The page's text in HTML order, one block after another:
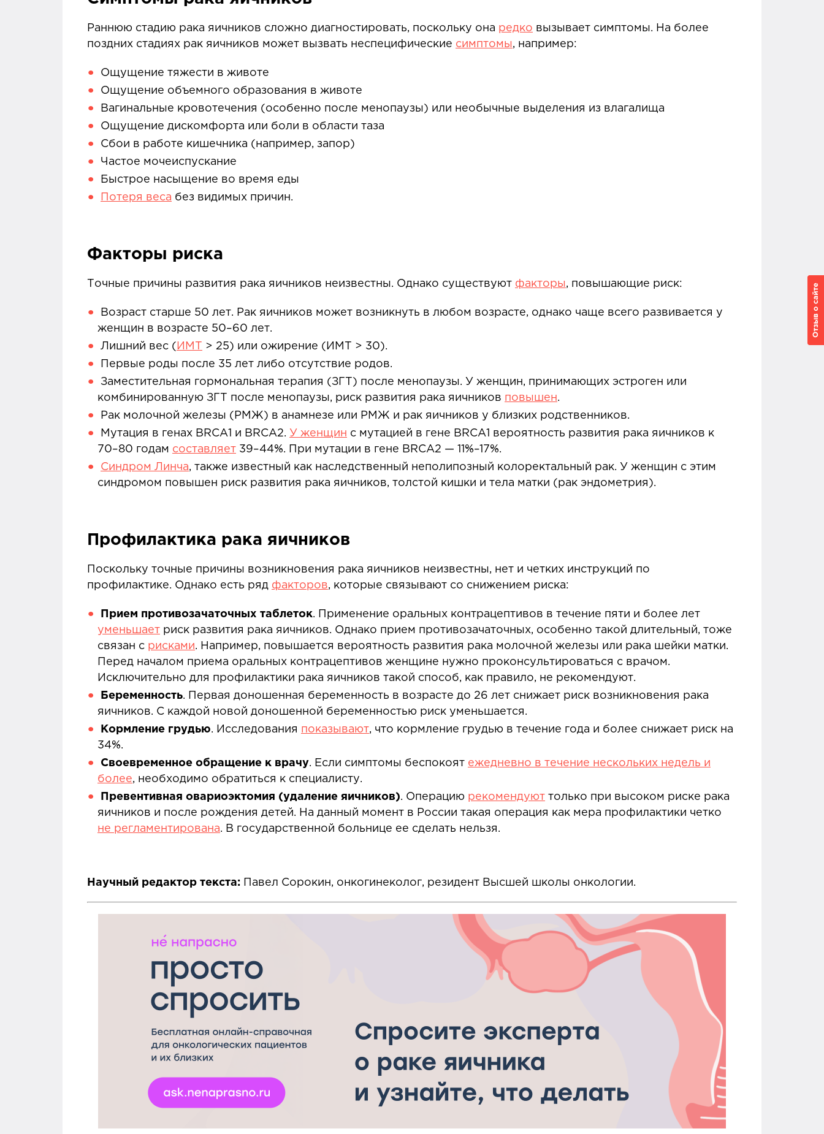
Раннюю стадию рака яичников сложно диагностировать, поскольку она редко вызывает симптомы. На более
поздних стадиях рак яичников может вызвать неспецифические симптомы, например:
Ощущение тяжести в животе
Ощущение объемного образования в животе
Вагинальные кровотечения (особенно после менопаузы) или необычные выделения из влагалища
Ощущение дискомфорта или боли в области таза
Сбои в работе кишечника (например, запор)
Частое мочеиспускание
Быстрое насыщение во время еды
Потеря веса без видимых причин.
Факторы риска
Точные причины развития рака яичников неизвестны. Однако существуют факторы, повышающие риск:
Возраст старше 50 лет. Рак яичников может возникнуть в любом возрасте, однако чаще всего развивается у
женщин в возрасте 50–60 лет.
Лишний вес ( ИМТ
> 25) или ожирение (ИМТ > 30).
Первые роды после 35 лет либо отсутствие родов.
Заместительная гормональная терапия (ЗГТ) после менопаузы. У женщин, принимающих эстроген или
комбинированную ЗГТ после менопаузы, риск развития рака яичников повышен.
Рак молочной железы (РМЖ) в анамнезе или РМЖ и рак яичников у близких родственников.
Мутация в генах BRCA1 и BRCA2. У женщин с мутацией в гене BRCA1 вероятность развития рака яичников к
70–80 годам составляет 39–44%. При мутации в гене BRCA2 — 11%–17%.
Синдром Линча, также известный как наследственный неполипозный колоректальный рак. У женщин с этим
синдромом повышен риск развития рака яичников, толстой кишки и тела матки (рак эндометрия).
Профилактика рака яичников
Поскольку точные причины возникновения рака яичников неизвестны, нет и четких инструкций по
профилактике. Однако есть ряд факторов, которые связывают со снижением риска:
Прием противозачаточных таблеток. Применение оральных контрацептивов в течение пяти и более лет
уменьшает риск развития рака яичников. Однако прием противозачаточных, особенно такой длительный, тоже
связан с рисками. Например, повышается вероятность развития рака молочной железы или рака шейки матки.
Перед началом приема оральных контрацептивов женщине нужно проконсультироваться с врачом.
Исключительно для профилактики рака яичников такой способ, как правило, не рекомендуют.
Беременность. Первая доношенная беременность в возрасте до 26 лет снижает риск возникновения рака
яичников. С каждой новой доношенной беременностью риск уменьшается.
Кормление грудью. Исследования показывают, что кормление грудью в течение года и более снижает риск на
34%.
Своевременное обращение к врачу. Если симптомы беспокоят ежедневно в течение нескольких недель и
более, необходимо обратиться к специалисту.
Превентивная овариоэктомия (удаление яичников). Операцию рекомендуют только при высоком риске рака
яичников и после рождения детей. На данный момент в России такая операция как мера профилактики четко
не регламентирована. В государственной больнице ее сделать нельзя.
Научный редактор текста: Павел Сорокин, онкогинеколог, резидент Высшей школы онкологии.